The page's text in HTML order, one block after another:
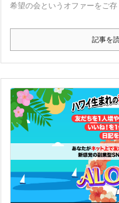
希望の会というオファーをご存
記事を